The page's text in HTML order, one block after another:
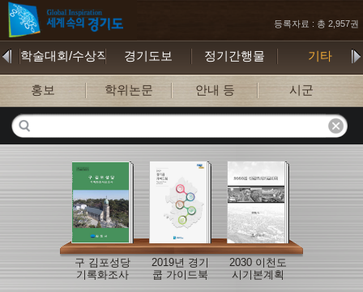
등록자료 : 총 2,957권
학술대회/수상작 경기도보 정기간행물 기타
홍보 학위논문 안내 등 시군
구 김포성당
기록화조사
2019년 경기
쿱 가이드북
2030 이천도
시기본계획